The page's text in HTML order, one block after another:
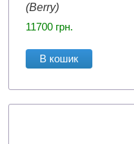
(Berry)
11700 грн.
В кошик